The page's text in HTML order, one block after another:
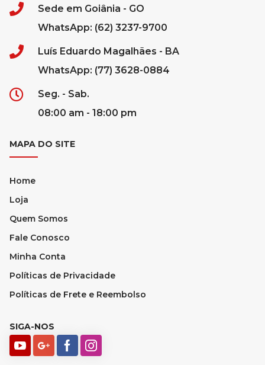
Sede em Goiânia - GO
WhatsApp: (62) 3237-9700
Luís Eduardo Magalhães - BA
WhatsApp: (77) 3628-0884
Seg. - Sab.
08:00 am - 18:00 pm
MAPA DO SITE
Home
Loja
Quem Somos
Fale Conosco
Minha Conta
Políticas de Privacidade
Políticas de Frete e Reembolso
SIGA-NOS